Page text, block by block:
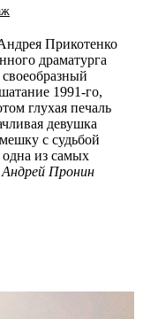
Прикотенко
драматурга
1991-го,
глухая печаль
девушка
с судьбой
из самых
Андрей Пронин